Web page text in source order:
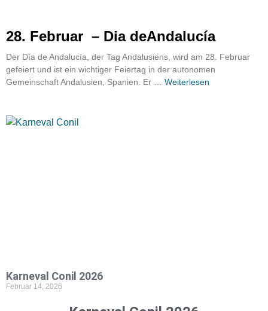
28. Februar – Dia deAndalucía
Der Día de Andalucía, der Tag Andalusiens, wird am 28. Februar
gefeiert und ist ein wichtiger Feiertag in der autonomen
Gemeinschaft Andalusien, Spanien. Er … Weiterlesen
Karneval Conil 2026
Februar 14, 2026